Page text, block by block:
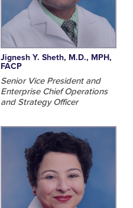
Jignesh Y. Sheth, M.D., MPH,
FACP
Senior Vice President and
Enterprise Chief Operations
and Strategy Officer